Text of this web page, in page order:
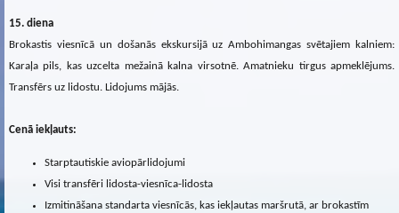
15. diena
Brokastis viesnīcā un došanās ekskursijā uz Ambohimangas svētajiem kalniem:
Karaļa pils, kas uzcelta mežainā kalna virsotnē. Amatnieku tirgus apmeklējums.
Transfērs uz lidostu. Lidojums mājās.
Cenā iekļauts:
Starptautiskie aviopārlidojumi
Visi transfēri lidosta-viesnīca-lidosta
Izmitināšana standarta viesnīcās, kas iekļautas maršrutā, ar brokastīm